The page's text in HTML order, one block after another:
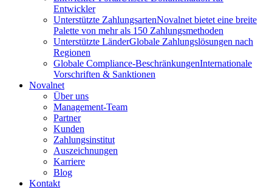
Entwickler
Unterstützte ZahlungsartenNovalnet bietet eine breite
Palette von mehr als 150 Zahlungsmethoden
Unterstützte LänderGlobale Zahlungslösungen nach
Regionen
Globale Compliance-BeschränkungenInternationale
Vorschriften & Sanktionen
Novalnet
Über uns
Management-Team
Partner
Kunden
Zahlungsinstitut
Auszeichnungen
Karriere
Blog
Kontakt